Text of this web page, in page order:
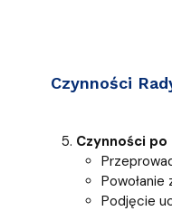
Czynności
Czynności po
Powołanie
Podjęcie